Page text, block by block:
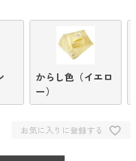
からし色（イエロ
ー）
お気に入りに登録する